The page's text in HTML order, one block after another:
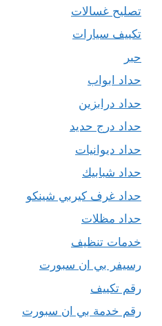
تصليح غسالات
تكييف سيارات
حبر
حداد ابواب
حداد درابزين
حداد درج حديد
حداد ديوانيات
حداد شبابيك
حداد غرف كيربي شينكو
حداد مظلات
خدمات تنظيف
رسيفر بي ان سبورت
رقم تكييف
رقم خدمة بي ان سبورت